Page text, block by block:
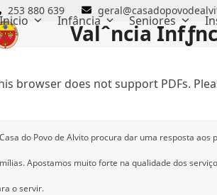
253 880 639
Inicio Infância Seniores
Valˆncia
browser does not support PDFs.
do Povo de Alvito procura dar uma resposta
Apostamos muito forte na qualidade dos
o servir.